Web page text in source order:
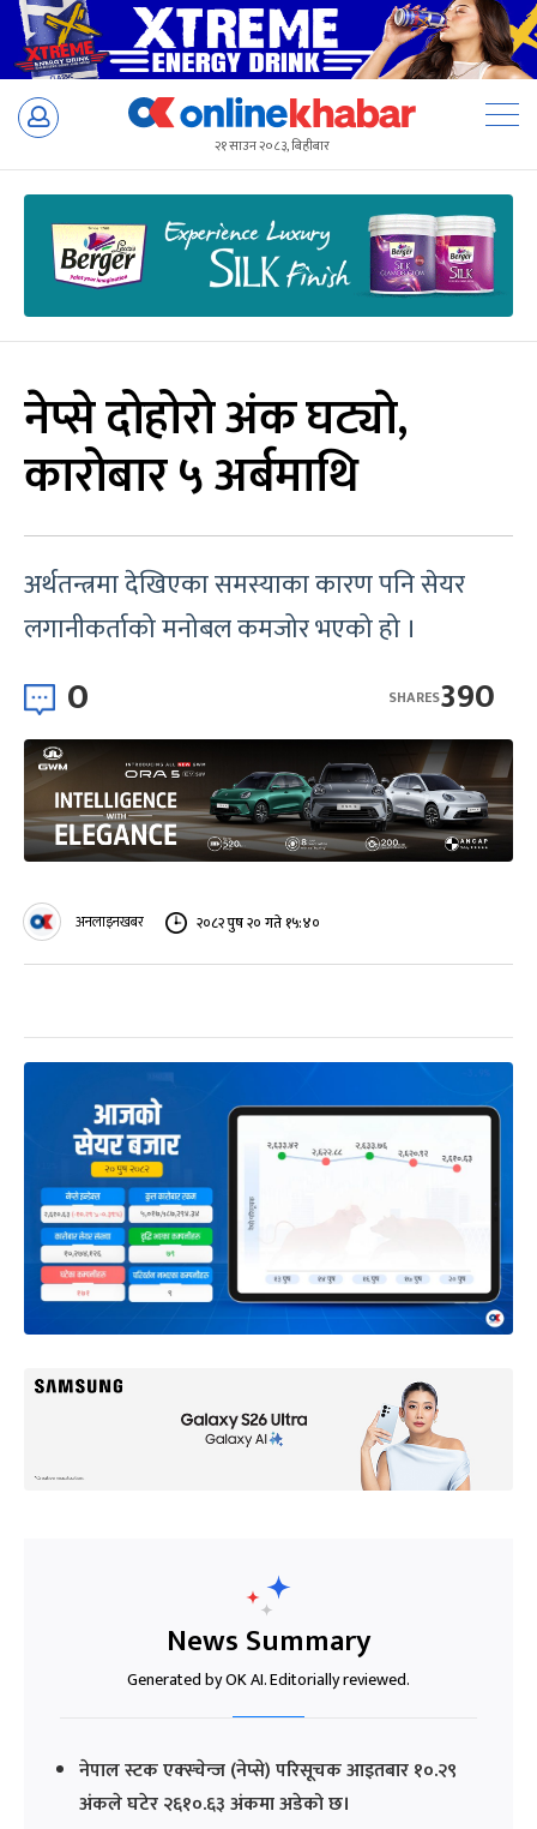
Skip
२१ साउन २०८३, बिहीबार
नेप्से दोहोरो अंक घट्याे,
कारोबार ५ अर्बमाथि
अर्थतन्त्रमा देखिएका समस्याका कारण पनि सेयर
लगानीकर्ताको मनोबल कमजोर भएको हो ।
0 390
SHARES
अनलाइनखबर २०८२ पुष २० गते १५:४०
News Summary
Generated by OK AI. Editorially reviewed.
नेपाल स्टक एक्स्चेन्ज (नेप्से) परिसूचक आइतबार १०.२९
अंकले घटेर २६१०.६३ अंकमा अडेको छ।